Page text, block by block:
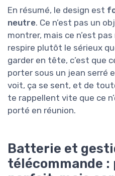
En résumé, le design est
neutre. Ce n’est pas un
montrer, mais ce n’est
respire plutôt le sérieux
garder en tête, c’est que
porter sous un jean serré
voit, ça se sent, et de
te rappellent vite que ce
porté en réunion.
Batterie et
télécommande :